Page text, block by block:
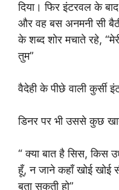
दिया। फिर इंटरवल के
और वह बस अनमनी सी
के शब्द शोर मचाते रहे,
तुम”
वैदेही के पीछे वाली कुर्सी
डिनर पर भी उससे कुछ
“ क्या बात है सिस, किस
हूँ, न जाने कहाँ खोई खोई
बता सकती हो”